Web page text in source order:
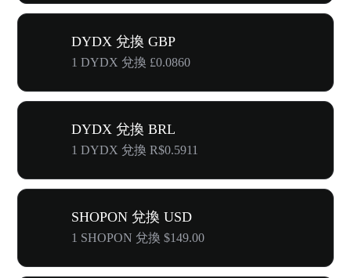
DYDX 兌換 GBP
1 DYDX 兌換 £0.0860
DYDX 兌換 BRL
1 DYDX 兌換 R$0.5911
SHOPON 兌換 USD
1 SHOPON 兌換 $149.00